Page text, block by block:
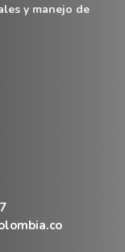
y manejo de